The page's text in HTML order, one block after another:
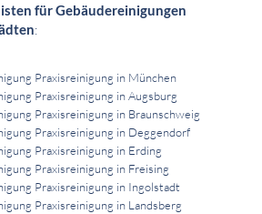
für Gebäudereinigungen
:
Praxisreinigung in München
Praxisreinigung in Augsburg
Praxisreinigung in Braunschweig
Praxisreinigung in Deggendorf
Praxisreinigung in Erding
Praxisreinigung in Freising
Praxisreinigung in Ingolstadt
Praxisreinigung in Landsberg